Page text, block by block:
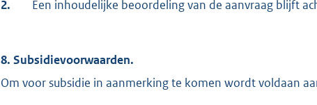
2. Een inhoudelijke beoordeling van de aanvraag blijft
8. Subsidievoorwaarden.
Om voor subsidie in aanmerking te komen wordt voldaan